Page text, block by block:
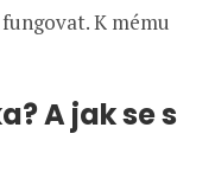
K mému
A jak se s